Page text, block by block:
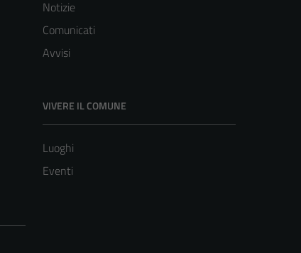
Notizie
Comunicati
Avvisi
VIVERE IL COMUNE
Luoghi
Eventi